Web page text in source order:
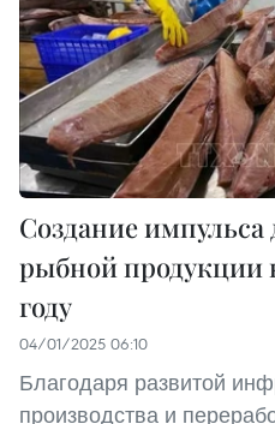
Создание импульса
рыбной продукции
году
04/01/2025 06:10
Благодаря развитой
производства и